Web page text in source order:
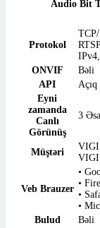
Audio Bit
Protokol
ONVIF
Bəli
API
Eyni
zamanda
Canlı
Görünüş
3
Müştəri
VIGI
Veb Brauzer
•
•
•
•
Bulud
Bəli